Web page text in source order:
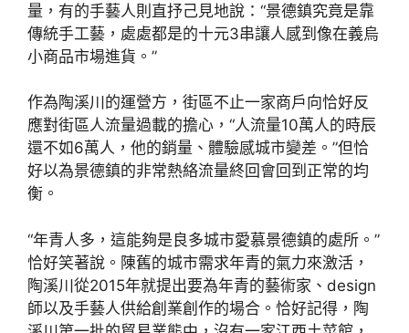
量，有的手藝人則直抒己見地說：“景德鎮究竟是靠
傳統手工藝，處處都是的十元3串讓人感到像在義烏
小商品市場進貨。”
作為陶溪川的運營方，街區不止一家商戶向恰好反
應對街區人流量過載的擔心，“人流量10萬人的時辰
還不如6萬人，他的銷量、體驗感城市變差。”但恰
好以為景德鎮的非常熱絡流量終回會回到正常的均
衡。
“年青人多，這能夠是良多城市愛慕景德鎮的處所。”
恰好笑著說。陳舊的城市需求年青的氣力來激活，
陶溪川從2015年就提出要為年青的藝術家、design
師以及手藝人供給創業創作的場合。恰好記得，陶